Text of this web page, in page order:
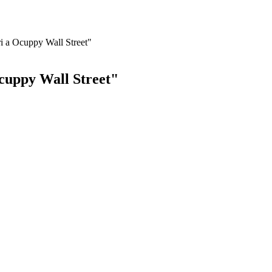
a Ocuppy Wall Street"
Wall Street"